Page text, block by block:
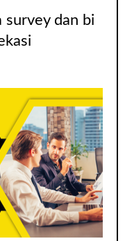
survey dan bi